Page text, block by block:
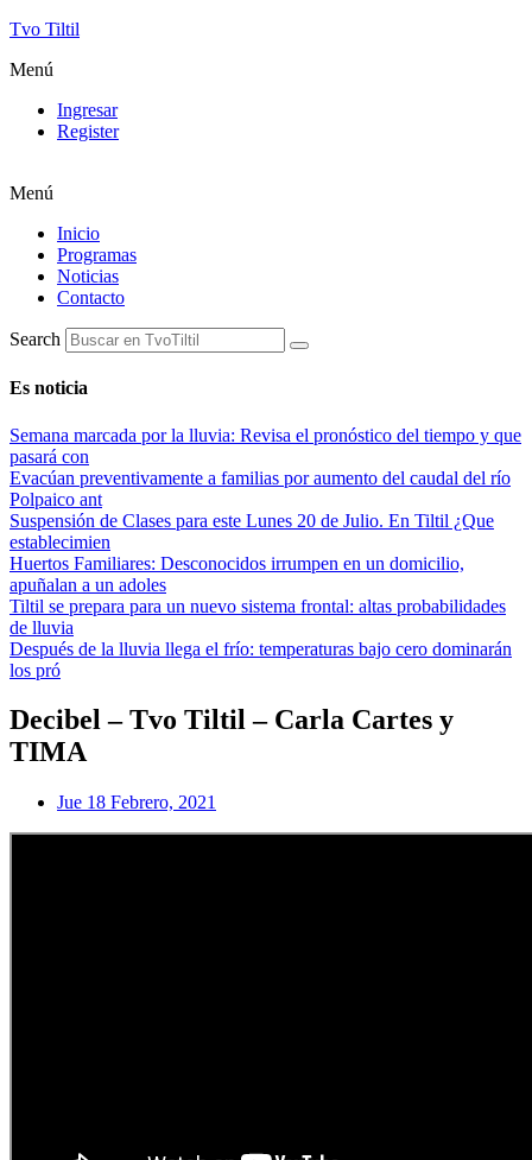
Tvo Tiltil
Menú
Ingresar
Register
Menú
Inicio
Programas
Noticias
Contacto
Search
Es noticia
Semana marcada por la lluvia: Revisa el pronóstico del tiempo y que
pasará con
Evacúan preventivamente a familias por aumento del caudal del río
Polpaico ant
Suspensión de Clases para este Lunes 20 de Julio. En Tiltil ¿Que
establecimien
Huertos Familiares: Desconocidos irrumpen en un domicilio,
apuñalan a un adoles
Tiltil se prepara para un nuevo sistema frontal: altas probabilidades
de lluvia
Después de la lluvia llega el frío: temperaturas bajo cero dominarán
los pró
Decibel – Tvo Tiltil – Carla Cartes y
TIMA
Jue 18 Febrero, 2021